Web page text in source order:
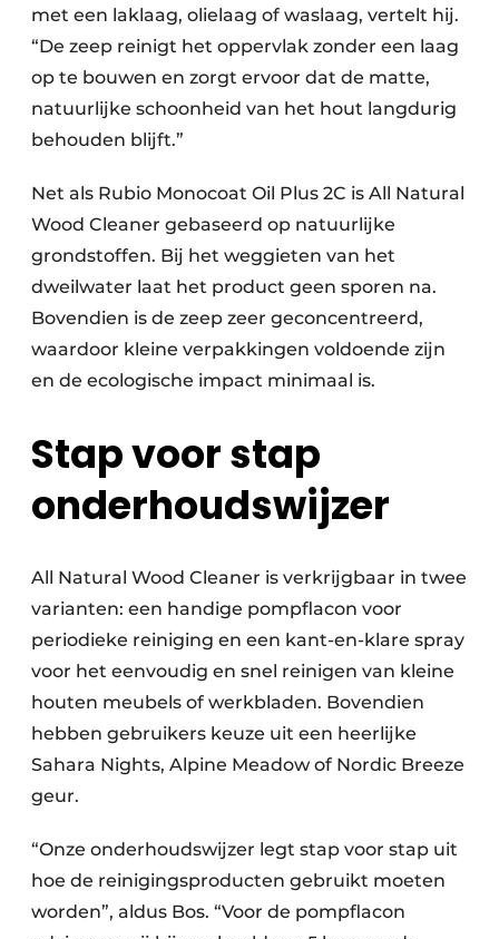
met een laklaag, olielaag of waslaag, vertelt hij.
“De zeep reinigt het oppervlak zonder een laag
op te bouwen en zorgt ervoor dat de matte,
natuurlijke schoonheid van het hout langdurig
behouden blijft.”
Net als Rubio Monocoat Oil Plus 2C is All Natural
Wood Cleaner gebaseerd op natuurlijke
grondstoffen. Bij het weggieten van het
dweilwater laat het product geen sporen na.
Bovendien is de zeep zeer geconcentreerd,
waardoor kleine verpakkingen voldoende zijn
en de ecologische impact minimaal is.
Stap voor stap
onderhoudswijzer
All Natural Wood Cleaner is verkrijgbaar in twee
varianten: een handige pompflacon voor
periodieke reiniging en een kant-en-klare spray
voor het eenvoudig en snel reinigen van kleine
houten meubels of werkbladen. Bovendien
hebben gebruikers keuze uit een heerlijke
Sahara Nights, Alpine Meadow of Nordic Breeze
geur.
“Onze onderhoudswijzer legt stap voor stap uit
hoe de reinigingsproducten gebruikt moeten
worden”, aldus Bos. “Voor de pompflacon